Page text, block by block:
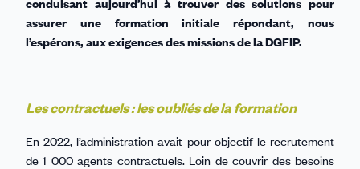
conduisant aujourd’hui à trouver des solutions pour
assurer une formation initiale répondant, nous
l’espérons, aux exigences des missions de la DGFIP.
Les contractuels : les oubliés de la formation
En 2022, l’administration avait pour objectif le recrutement
de 1 000 agents contractuels. Loin de couvrir des besoins